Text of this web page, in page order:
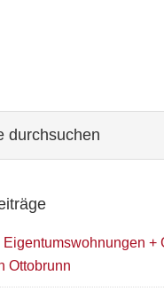
Eigentumswohnungen +
Ottobrunn